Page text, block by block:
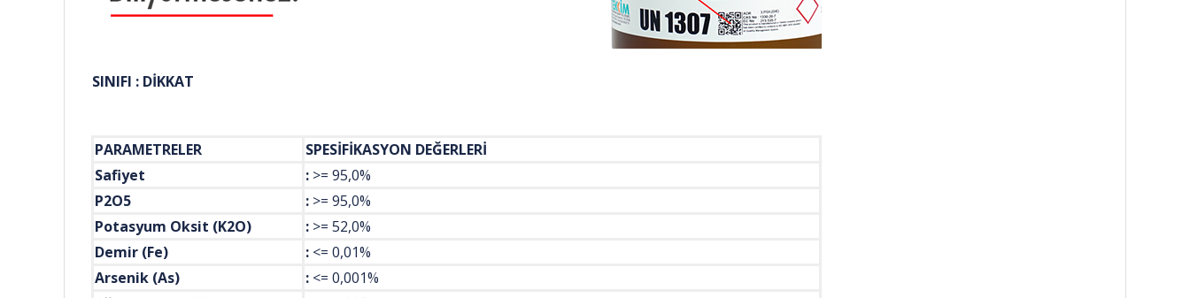
SINIFI : DİKKAT
PARAMETRELER
SPESİFİKASYON DEĞERLERİ
Safiyet
: >= 95,0%
P2O5
: >= 95,0%
Potasyum Oksit (K2O)
: >= 52,0%
Demir (Fe)
: <= 0,01%
Arsenik (As)
: <= 0,001%